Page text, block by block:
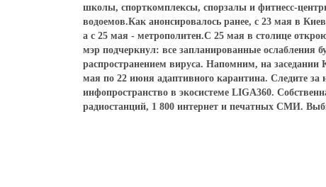
школы, спорткомплексы, спорзалы и фитнесс-
водоемов.Как анонсировалось ранее, с 23 мая в
а с 25 мая - метрополитен.С 25 мая в столице
мэр подчеркнул: все запланированные ослабления
распространением вируса. Напомним, на
мая по 22 июня адаптивного карантина. Следите за
инфопространство в экосистеме LIGA360.
радиостанций, 1 800 интернет и печатных СМИ.